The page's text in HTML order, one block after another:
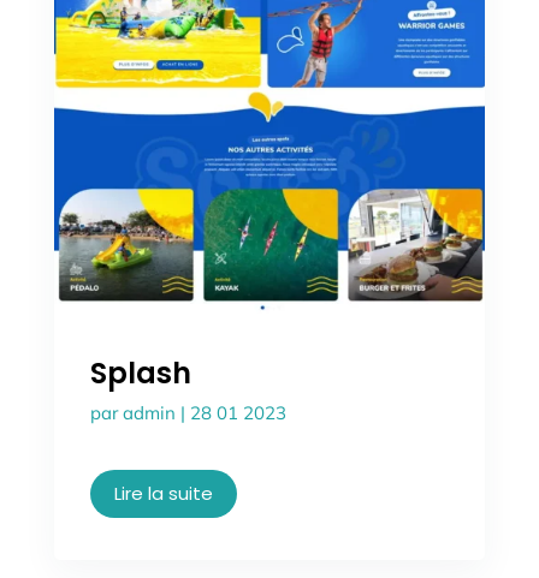
Splash
paradmin | 28 01 2023
Lire la suite